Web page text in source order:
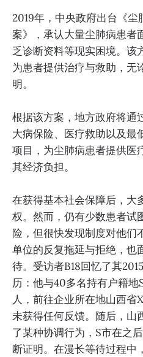
2019年，中央政府出台《尘
案》，承认大量尘肺病患者
乏诊断资料等现实困境。该
为患者提供治疗与救助，无
明。
根据该方案，地方政府将通
大病保险、医疗救助以及最
项目，为尘肺病患者提供医
其经济负担。
在获得基本社会保障后，大
权。然而，仍有少数患者试
险，但很快发现制度对他
单位的反复拖延与拒绝，也
待。受访者B18回忆了其
历：他与40多名持有户籍地
人，前往企业所在地山西省
未获得任何反馈。随后，山
了某种协调行为，S市在之
断证明。在漫长等待过程中